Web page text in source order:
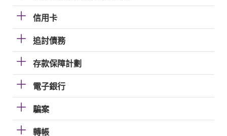
信用卡
追討債務
存款保障計劃
電子銀行
騙案
轉帳